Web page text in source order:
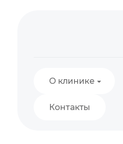
О клинике
Контакты